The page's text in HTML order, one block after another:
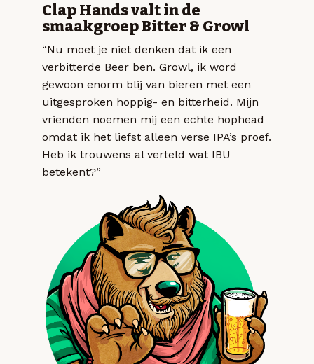
Clap Hands valt in de
smaakgroep Bitter & Growl
“Nu moet je niet denken dat ik een
verbitterde Beer ben. Growl, ik word
gewoon enorm blij van bieren met een
uitgesproken hoppig- en bitterheid. Mijn
vrienden noemen mij een echte hophead
omdat ik het liefst alleen verse IPA’s proef.
Heb ik trouwens al verteld wat IBU
betekent?”